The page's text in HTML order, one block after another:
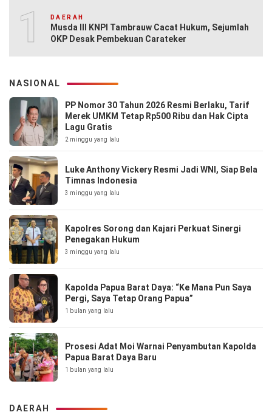
10DAERAH
Musda III KNPI Tambrauw Cacat Hukum, Sejumlah
OKP Desak Pembekuan Carateker
NASIONAL
PP Nomor 30 Tahun 2026 Resmi Berlaku, Tarif
Merek UMKM Tetap Rp500 Ribu dan Hak Cipta
Lagu Gratis
2 minggu yang lalu
Luke Anthony Vickery Resmi Jadi WNI, Siap Bela
Timnas Indonesia
3 minggu yang lalu
Kapolres Sorong dan Kajari Perkuat Sinergi
Penegakan Hukum
3 minggu yang lalu
Kapolda Papua Barat Daya: “Ke Mana Pun Saya
Pergi, Saya Tetap Orang Papua”
1 bulan yang lalu
Prosesi Adat Moi Warnai Penyambutan Kapolda
Papua Barat Daya Baru
1 bulan yang lalu
DAERAH